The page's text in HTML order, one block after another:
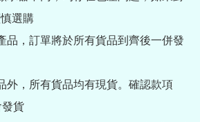
選購
品，訂單將於所有貨品到齊後一併發
外，所有貨品均有現貨。確認款項
貨